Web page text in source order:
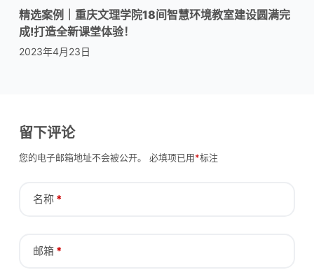
精选案例｜重庆文理学院18间智慧环境教室建设圆满完
成!打造全新课堂体验！
2023年4月23日
留下评论
您的电子邮箱地址不会被公开。 必填项已用*标注
名称*
邮箱*